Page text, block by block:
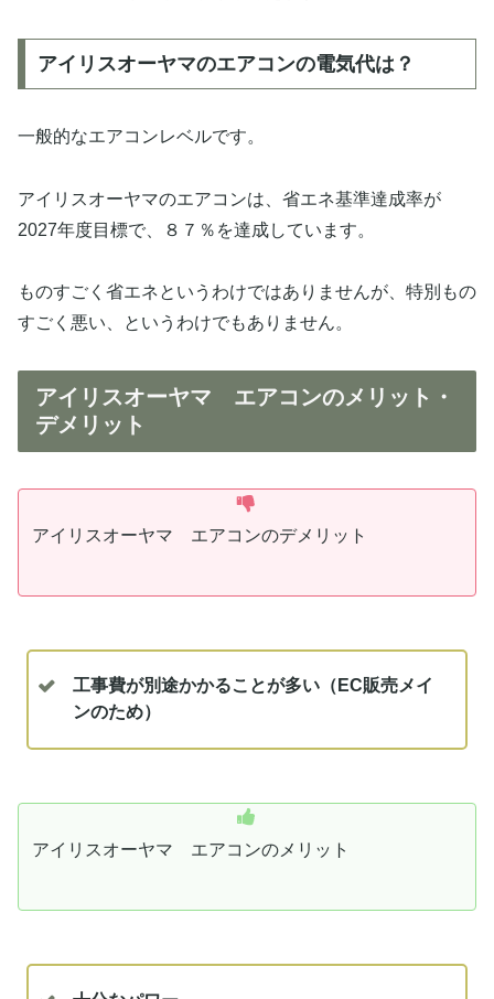
アイリスオーヤマのエアコンの電気代は？
一般的なエアコンレベルです。
アイリスオーヤマのエアコンは、省エネ基準達成率が
2027年度目標で、８７％を達成しています。
ものすごく省エネというわけではありませんが、特別もの
すごく悪い、というわけでもありません。
アイリスオーヤマ エアコンのメリット・
デメリット
アイリスオーヤマ エアコンのデメリット
工事費が別途かかることが多い（EC販売メイ
ンのため）
アイリスオーヤマ エアコンのメリット